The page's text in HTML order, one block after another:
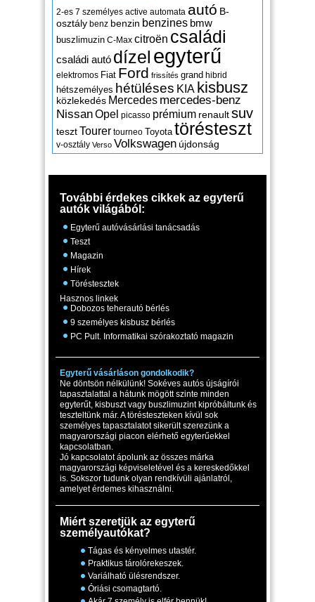
2-es 7 személyes active automata autó B-
osztály benz benzin benzines bmw
buszlimuzin C-Max citroën családi
családi autó dízel egyterű
elektromos Fiat Ford frissítés grand hibrid
hétszemélyes hétüléses KIA kisbusz
közlekedés Mercedes mercedes-benz
NissanOpel picasso prémium renaultsuv
tesztTourer tourneo Toyota törésteszt
v-osztály Verso Volkswagen újdonság
További érdekes cikkek az egyterű
autók világából:
Egyterű autóvásárlási tanácsadás
Teszt
Magazin
Hírek
Töréstesztek
Hasznos linkek
Dobozos teherautó bérlés
9 személyes kisbusz bérlés
PC Pult. Informatikai szórakoztató magazin
Egyterű vásárláson gondolkodik?
Ne döntsön nélkülünk! Sokéves autós újságírói
tapasztalattal a hátunk mögött szinte minden
egyterűt, kisbuszt vagy buszlimuzint kipróbáltunk és
teszteltünk már. A törésteszteken kívül sok
személyes tapasztalatot sikerült szerezünk a
magyarországi piacon elérhető egyterűekkel
kapcsolatban.
Jó kapcsolatot ápolunk az összes márka
magyarországi képviseletével és a kereskedőkkel
is. Sokszor tudunk olyan rendkívüli ajánlatról,
amelyet érdemes kihasználni.
Miért szeretjük az egyterű
személyautókat?
Tágas és kényelmes utastér.
Praktikus tárolórekeszek.
Variálható ülésrendszer.
Óriási csomagtartó.